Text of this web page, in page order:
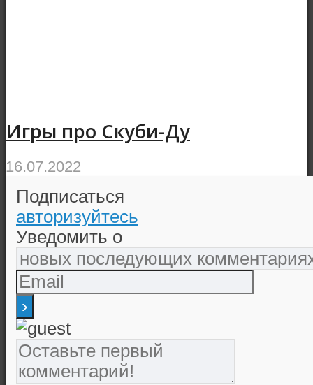
Игры про Скуби-Ду
16.07.2022
Подписаться
авторизуйтесь
Уведомить о